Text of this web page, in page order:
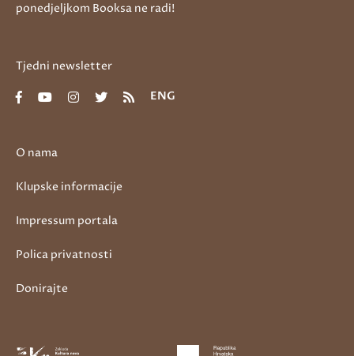
O nama
Klupske informacije
Impressum portala
Polica privatnosti
Donirajte
ponedjeljkom Booksa ne radi!
Tjedni newsletter
ENG